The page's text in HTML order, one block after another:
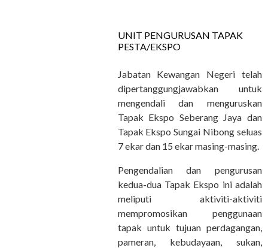
UNIT PENGURUSAN TAPAK
PESTA/EKSPO
Jabatan Kewangan Negeri telah
dipertanggungjawabkan untuk
mengendali dan menguruskan
Tapak Ekspo Seberang Jaya dan
Tapak Ekspo Sungai Nibong seluas
7 ekar dan 15 ekar masing-masing.
Pengendalian dan pengurusan
kedua-dua Tapak Ekspo ini adalah
meliputi aktiviti-aktiviti
mempromosikan penggunaan
tapak untuk tujuan perdagangan,
pameran, kebudayaan, sukan,